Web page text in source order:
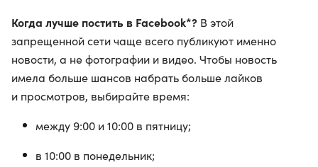
Когда лучше постить в Facebook*? В этой
запрещенной сети чаще всего публикуют именно
новости, а не фотографии и видео. Чтобы новость
имела больше шансов набрать больше лайков
и просмотров, выбирайте время:
между 9:00 и 10:00 в пятницу;
в 10:00 в понедельник;